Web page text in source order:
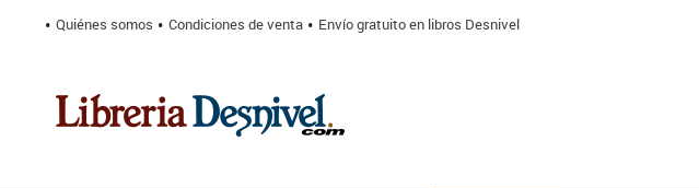
Quiénes somos Condiciones de venta Envío gratuito en libros Desnivel